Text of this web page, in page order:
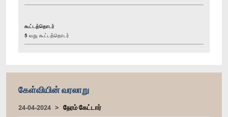
கூட்டத்தொடர்
5 வது கூட்டத்தொடர்
கேள்வியின் வரலாறு
24-04-2024
நேரம் கேட்டார்